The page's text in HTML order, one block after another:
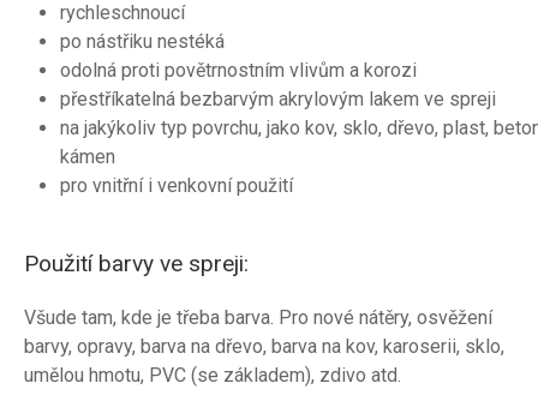
rychleschnoucí
po nástřiku nestéká
odolná proti povětrnostním vlivům a korozi
přestříkatelná bezbarvým akrylovým lakem ve spreji
na jakýkoliv typ povrchu, jako kov, sklo, dřevo, plast,
kámen
pro vnitřní i venkovní použití
Použití barvy ve spreji:
Všude tam, kde je třeba barva. Pro nové nátěry, osvěžení
barvy, opravy, barva na dřevo, barva na kov, karoserii, sklo,
umělou hmotu, PVC (se základem), zdivo atd.